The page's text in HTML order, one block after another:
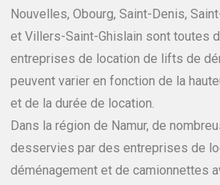
Nouvelles, Obourg, Saint-Denis,
et Villers-Saint-Ghislain sont toutes
entreprises de location de lifts de
peuvent varier en fonction de la
et de la durée de location.
Dans la région de Namur, de
desservies par des entreprises de
déménagement et de camionnettes